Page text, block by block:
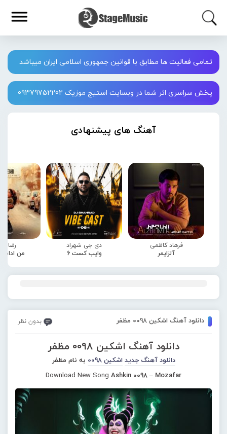
تمامی فعالیت ها مطابق با قوانین جمهوری اسلامی ایران میباشد
پخش سراسری اثر شما در وبسایت استیج موزیک 09379752202
آهنگ های پیشنهادی
فرهاد کاظمی
آلزایمر
دی جی شهراد
وایب کست 6
رضا
من
دانلود آهنگ اشکین 0098 مظفر بدون نظر
دانلود آهنگ اشکین 0098 مظفر
دانلود آهنگ جدید اشکین 0098
به نام مظفر
Download New Song Ashkin 0098 – Mozafar